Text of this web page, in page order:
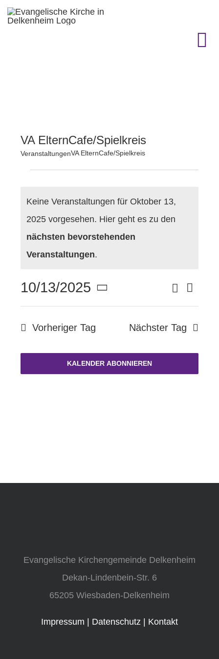
Zum
Inhalt
TERMINE
FÖRDERVEREIN
VA ElternCafe/Spielkreis
VeranstaltungenVA ElternCafe/Spielkreis
für
Oktober
13,
2025
Hinweis
Keine Veranstaltungen für Oktober 13,
2025 vorgesehen. Hier geht es zu den
nächsten bevorstehenden
Veranstaltungen.
Suche
Suche
Tag
10/13/2025
Datum
Vorheriger Tag Nächster Tag
KALENDER ABONNIEREN
Evangelische Kirchengemeinde Delkenheim
Dekan-Lindenbein-Str. 6
65205 Wiesbaden-Delkenheim
Impressum Datenschutz Kontakt